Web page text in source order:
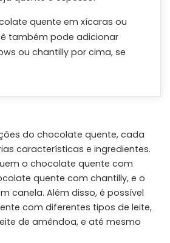
quente em xícaras ou
também pode adicionar
ou chantilly por cima, se
do chocolate quente, cada
características e ingredientes.
o chocolate quente com
quente com chantilly, e o
canela. Além disso, é possível
com diferentes tipos de leite,
de amêndoa, e até mesmo